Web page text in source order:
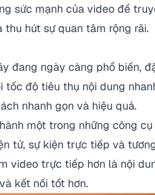
sức mạnh của video để
hút sự quan tâm rộng rãi.
đang ngày càng phổ biến,
tốc độ tiêu thụ nội dung
nhanh gọn và hiệu quả.
một trong những công
tử, sự kiện trực tiếp và
video trực tiếp hơn là nội
kết nối tốt hơn.